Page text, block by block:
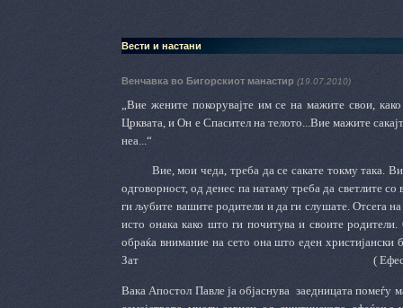
Вести и настани
Венчавка во Бигорскиот манастир (19.07.2010)
„Вие жените покорувајте им се на мажите свои,
Црквата, и Он е Спасител на телото...Вие мажите
неа...“
Вие, мои чеда, треба да се сакате токму така.
одговорност, од денес па натаму треба да светлите
ги љубите вашите родители и да ги слушате. Отсега на
исто онака како што ги почитува и своите
обраќа внимание на сето она што еден христијански
Зат ( Ефес. 5,
Вака Апостол Павле ја објаснува заедницата помеѓу